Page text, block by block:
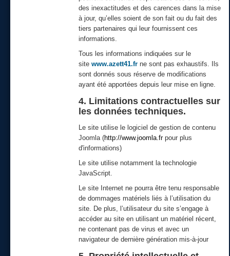
des inexactitudes et des carences dans la mise
à jour, qu’elles soient de son fait ou du fait des
tiers partenaires qui leur fournissent ces
informations.
Tous les informations indiquées sur le
site www.azett41.frne sont pas exhaustifs. Ils
sont donnés sous réserve de modifications
ayant été apportées depuis leur mise en ligne.
4. Limitations contractuelles sur
les données techniques.
Le site utilise le logiciel de gestion de contenu
Joomla (http://www.joomla.fr pour plus
d'informations)
Le site utilise notamment la technologie
JavaScript.
Le site Internet ne pourra être tenu responsable
de dommages matériels liés à l’utilisation du
site. De plus, l’utilisateur du site s’engage à
accéder au site en utilisant un matériel récent,
ne contenant pas de virus et avec un
navigateur de dernière génération mis-à-jour